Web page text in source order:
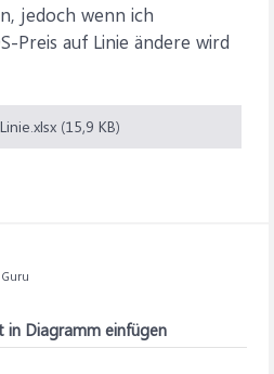
jedoch wenn ich
Preis auf Linie ändere wird
(15,9 KB)
Guru
in Diagramm einfügen